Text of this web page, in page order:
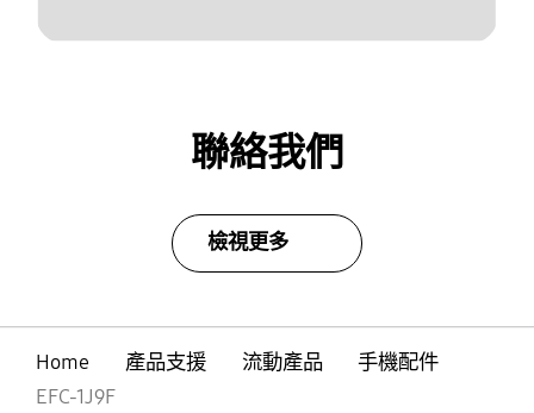
聯絡我們
檢視更多
Home 產品支援 流動產品
手機配件
EFC-1J9F